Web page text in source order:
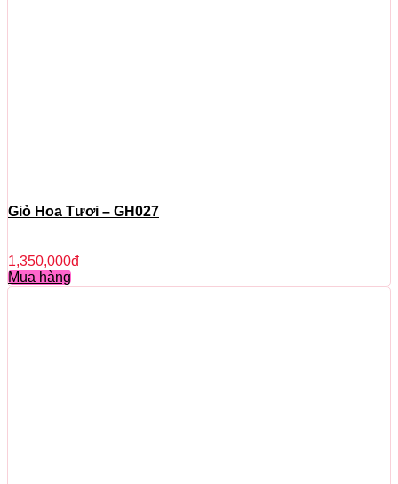
Giỏ Hoa Tươi – GH027
1,350,000đ
Mua hàng